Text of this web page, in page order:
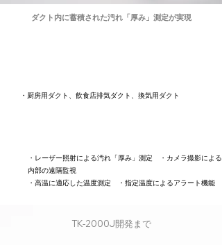
ダクト内に蓄積された汚れ「厚み」測定が実現
​・厨房用ダクト、飲食店排気ダクト、換気用ダクト
​・レーザー照射による汚れ「厚み」測定 ・カメラ撮影による
内部の遠隔監視
・高温に適応した温度測定 ・指定温度によるアラート機能
TK-2000J開発まで